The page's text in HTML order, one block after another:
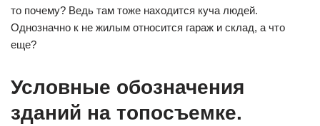
то почему? Ведь там тоже находится куча людей.
Однозначно к не жилым относится гараж и склад, а что
еще?
Условные обозначения
зданий на топосъемке.